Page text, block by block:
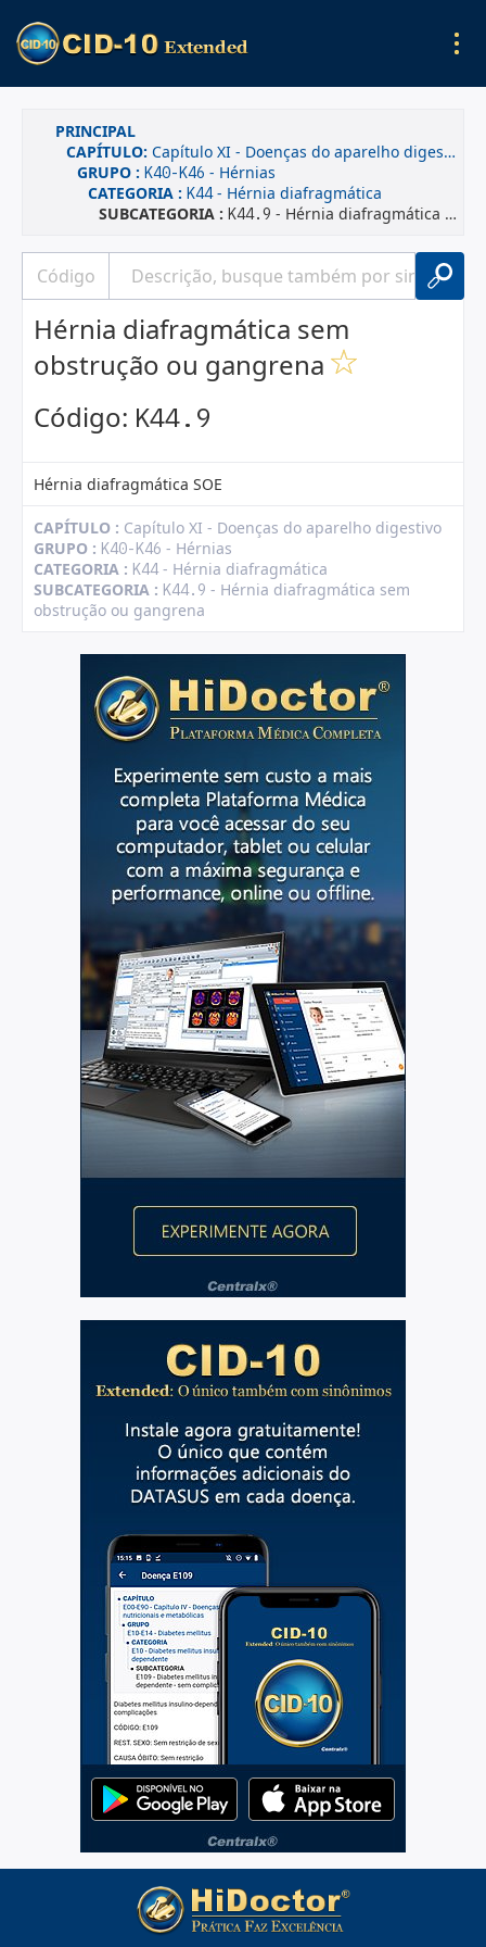
PRINCIPAL
CAPÍTULO: Capítulo XI - Doenças do aparelho digestivo
GRUPO : K40-K46 - Hérnias
CATEGORIA : K44- Hérnia diafragmática
SUBCATEGORIA : K44.9 - Hérnia diafragmática sem obstrução ou gangrena
Hérnia diafragmática sem
obstrução ou gangrena
Código: K44.9
Hérnia diafragmática SOE
CAPÍTULO : Capítulo XI - Doenças do aparelho digestivo
GRUPO : K40-K46 - Hérnias
CATEGORIA : K44- Hérnia diafragmática
SUBCATEGORIA : K44.9 - Hérnia diafragmática sem
obstrução ou gangrena